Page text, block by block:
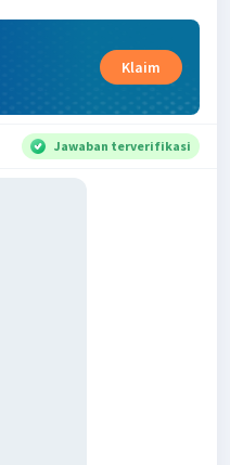
Klaim
Jawaban terverifikasi